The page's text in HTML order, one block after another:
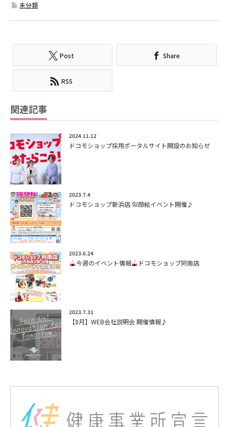
未分類
Post Share
RSS
関連記事
2024.11.12
ドコモショップ採用ポータルサイト開設のお知らせ
2023.7.4
ドコモショップ新浜店 似顔絵イベント開催♪
2023.6.24
今週のイベント情報 ドコモショップ阿南店
2023.7.31
【8月】WEB会社説明会 開催情報♪